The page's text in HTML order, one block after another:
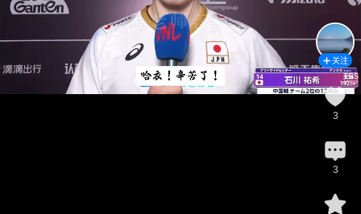
关注
3
3